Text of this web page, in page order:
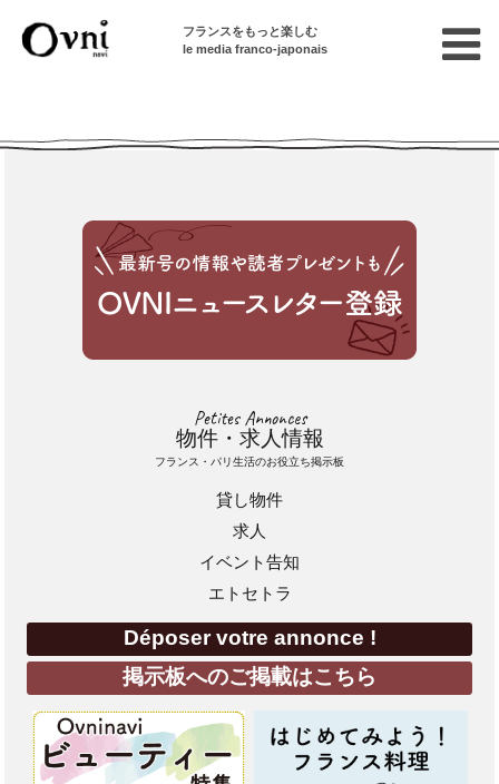
フランスをもっと楽しむ
le media franco-japonais
Petites Annonces
物件・求人情報
フランス・パリ生活のお役立ち掲示板
貸し物件
求人
イベント告知
エトセトラ
Déposer votre annonce !
掲示板へのご掲載はこちら